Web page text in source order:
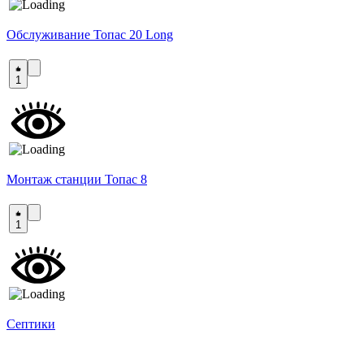
Обслуживание Топас 20 Long
1
Монтаж станции Топас 8
1
Септики